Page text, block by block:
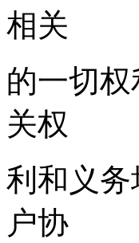
相关
的一切
关权
利和义
户协